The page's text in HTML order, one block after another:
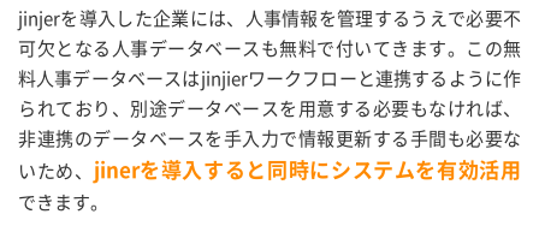
jinjerを導入した企業には、人事情報を管理するうえで必要不
可欠となる人事データベースも無料で付いてきます。この無
料人事データベースはjinjierワークフローと連携するように作
られており、別途データベースを用意する必要もなければ、
非連携のデータベースを手入力で情報更新する手間も必要な
いため、 jinerを導入すると同時にシステムを有効活用
できます。